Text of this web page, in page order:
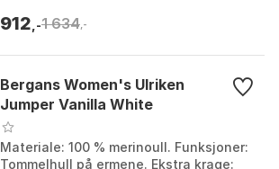
XL.
912 ,-1 634 ,-
Bergans Women's Ulriken
Jumper Vanilla White
Materiale: 100 % merinoull. Funksjoner:
Tommelhull på ermene. Ekstra krage: